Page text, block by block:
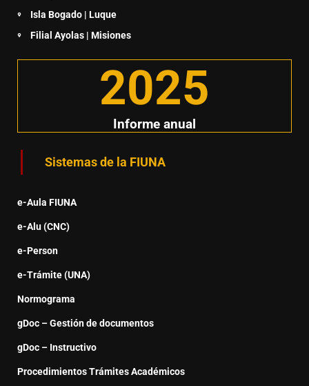
Isla Bogado | Luque
Filial Ayolas | Misiones
Informe anual
2025
Sistemas de la FIUNA
e-Aula FIUNA
e-Alu (CNC)
e-Person
e-Trámite (UNA)
Normograma
gDoc – Gestión de documentos
gDoc – Instructivo
Procedimientos Trámites Académicos